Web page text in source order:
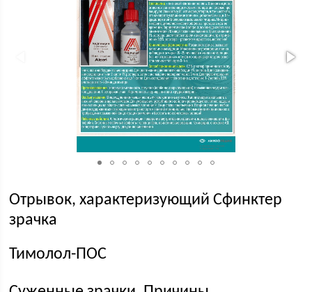
Отрывок, характеризующий Сфинктер
зрачка
Тимолол-ПОС